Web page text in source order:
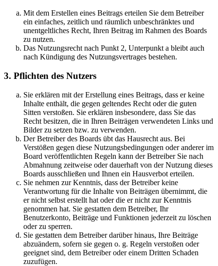
Mit dem Erstellen eines Beitrags erteilen Sie dem Betreiber
ein einfaches, zeitlich und räumlich unbeschränktes und
unentgeltliches Recht, Ihren Beitrag im Rahmen des Boards
zu nutzen.
Das Nutzungsrecht nach Punkt 2, Unterpunkt a bleibt auch
nach Kündigung des Nutzungsvertrages bestehen.
3. Pflichten des Nutzers
Sie erklären mit der Erstellung eines Beitrags, dass er keine
Inhalte enthält, die gegen geltendes Recht oder die guten
Sitten verstoßen. Sie erklären insbesondere, dass Sie das
Recht besitzen, die in Ihren Beiträgen verwendeten Links und
Bilder zu setzen bzw. zu verwenden.
Der Betreiber des Boards übt das Hausrecht aus. Bei
Verstößen gegen diese Nutzungsbedingungen oder anderer im
Board veröffentlichten Regeln kann der Betreiber Sie nach
Abmahnung zeitweise oder dauerhaft von der Nutzung dieses
Boards ausschließen und Ihnen ein Hausverbot erteilen.
Sie nehmen zur Kenntnis, dass der Betreiber keine
Verantwortung für die Inhalte von Beiträgen übernimmt, die
er nicht selbst erstellt hat oder die er nicht zur Kenntnis
genommen hat. Sie gestatten dem Betreiber, Ihr
Benutzerkonto, Beiträge und Funktionen jederzeit zu löschen
oder zu sperren.
Sie gestatten dem Betreiber darüber hinaus, Ihre Beiträge
abzuändern, sofern sie gegen o. g. Regeln verstoßen oder
geeignet sind, dem Betreiber oder einem Dritten Schaden
zuzufügen.